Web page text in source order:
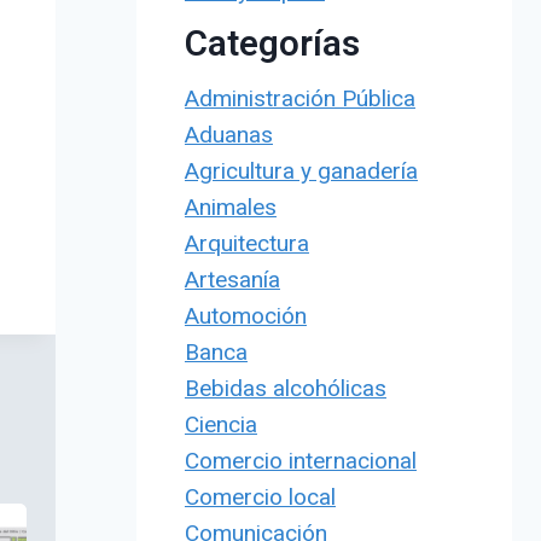
Categorías
Administración Pública
Aduanas
Agricultura y ganadería
Animales
Arquitectura
Artesanía
Automoción
Banca
Bebidas alcohólicas
Ciencia
Comercio internacional
Comercio local
Comunicación